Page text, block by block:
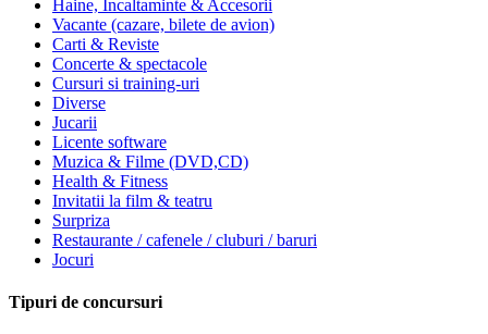
Haine, Incaltaminte & Accesorii
Vacante (cazare, bilete de avion)
Carti & Reviste
Concerte & spectacole
Cursuri si training-uri
Diverse
Jucarii
Licente software
Muzica & Filme (DVD,CD)
Health & Fitness
Invitatii la film & teatru
Surpriza
Restaurante / cafenele / cluburi / baruri
Jocuri
Tipuri de concursuri